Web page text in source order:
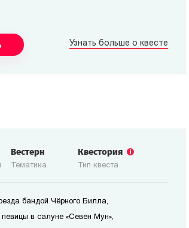
Узнать больше о квесте
Тематика
Вестерн
Тип квеста
Квестория
бандой Чёрного Билла,
в салуне «Севен Мун»,